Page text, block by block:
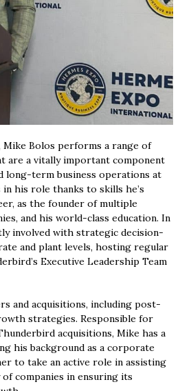
Mike Bolos performs a range of
are a vitally important component
long-term business operations at
his role thanks to skills he’s
as the founder of multiple
and his world-class education. In
involved with strategic decision-
and plant levels, hosting regular
Executive Leadership Team
and acquisitions, including post-
strategies. Responsible for
acquisitions, Mike has a
his background as a corporate
to take an active role in assisting
companies in ensuring its